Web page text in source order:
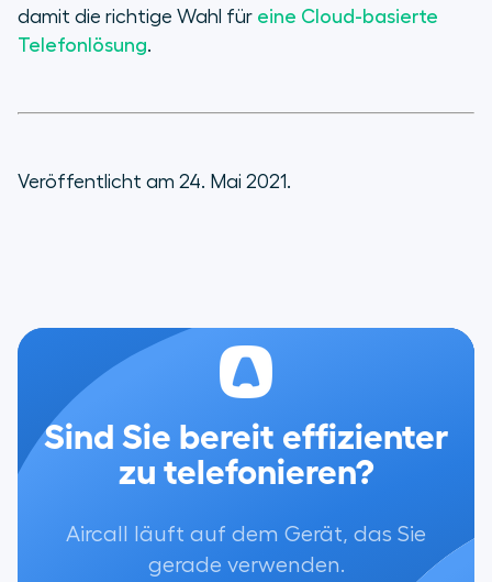
damit die richtige Wahl für eine Cloud-basierte
Telefonlösung.
Veröffentlicht am 24. Mai 2021.
Sind Sie bereit effizienter
zu telefonieren?
Aircall läuft auf dem Gerät, das Sie
gerade verwenden.